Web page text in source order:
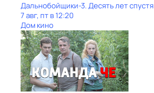
Дальнобойщики-3. Десять лет спустя
7 авг, пт в 12:20
Дом кино